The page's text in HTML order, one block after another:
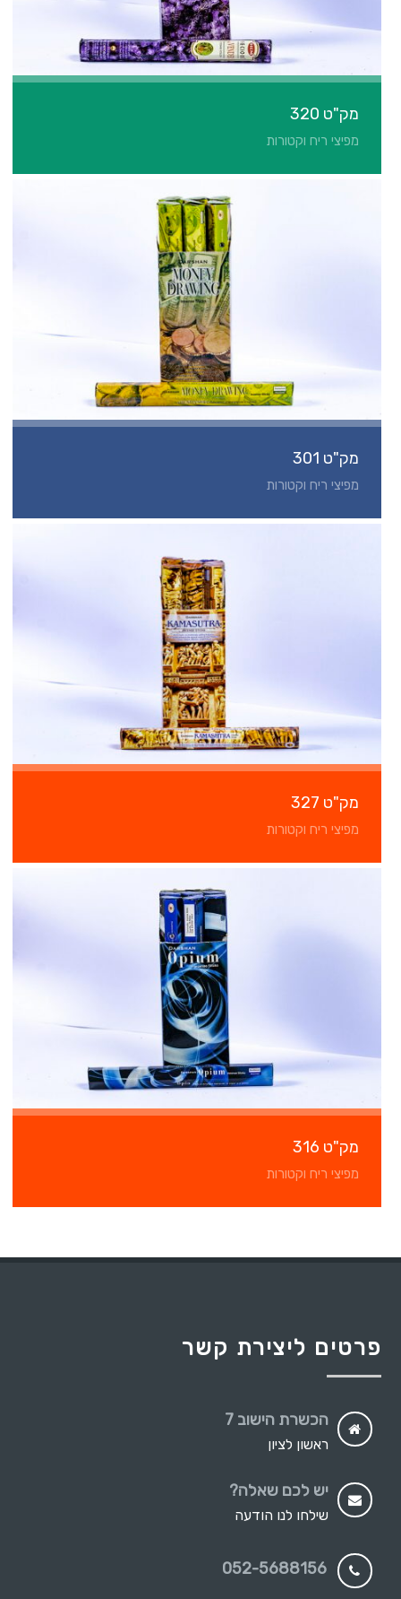
מק"ט 320
מפיצי ריח וקטורות
מק"ט 301
מפיצי ריח וקטורות
מק"ט 327
מפיצי ריח וקטורות
מק"ט 316
מפיצי ריח וקטורות
פרטים ליצירת קשר
הכשרת הישוב 7
ראשון לציון
יש לכם שאלה?
שילחו לנו הודעה
052-5688156